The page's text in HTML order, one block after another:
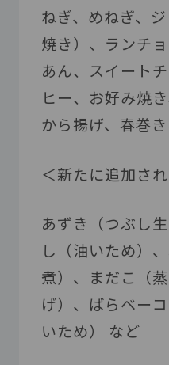
ねぎ、めねぎ、ジ
焼き）、ランチ
あん、スイート
ヒー、お好み焼
から揚げ、春巻
＜新たに追加さ
あずき（つぶし
し（油いため）
煮）、まだこ（
げ）、ばらベー
いため） など